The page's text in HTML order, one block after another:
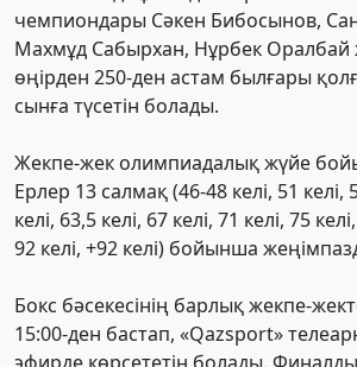
чемпиондары Сәкен Бибосынов,
Махмұд Сабырхан, Нұрбек
өңірден 250-ден астам былғары
сынға түсетін болады.
Жекпе-жек олимпиадалық жүйе
Ерлер 13 салмақ (46-48 келі, 51 келі,
келі, 63,5 келі, 67 келі, 71 келі, 75
92 келі, +92 келі) бойынша
Бокс бәсекесінің барлық жекпе-
15:00-ден бастап, «Qazsport»